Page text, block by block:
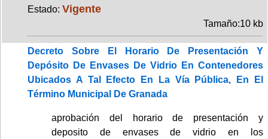
Estado: Vigente
Tamaño:10 kb
Decreto Sobre El Horario De Presentación Y
Depósito De Envases De Vidrio En Contenedores
Ubicados A Tal Efecto En La Vía Pública, En El
Término Municipal De Granada
aprobación del horario de presentación y
deposito de envases de vidrio en los